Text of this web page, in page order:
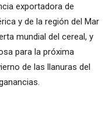
exportadora de
y de la región del Mar
mundial del cereal, y
para la próxima
de las llanuras del